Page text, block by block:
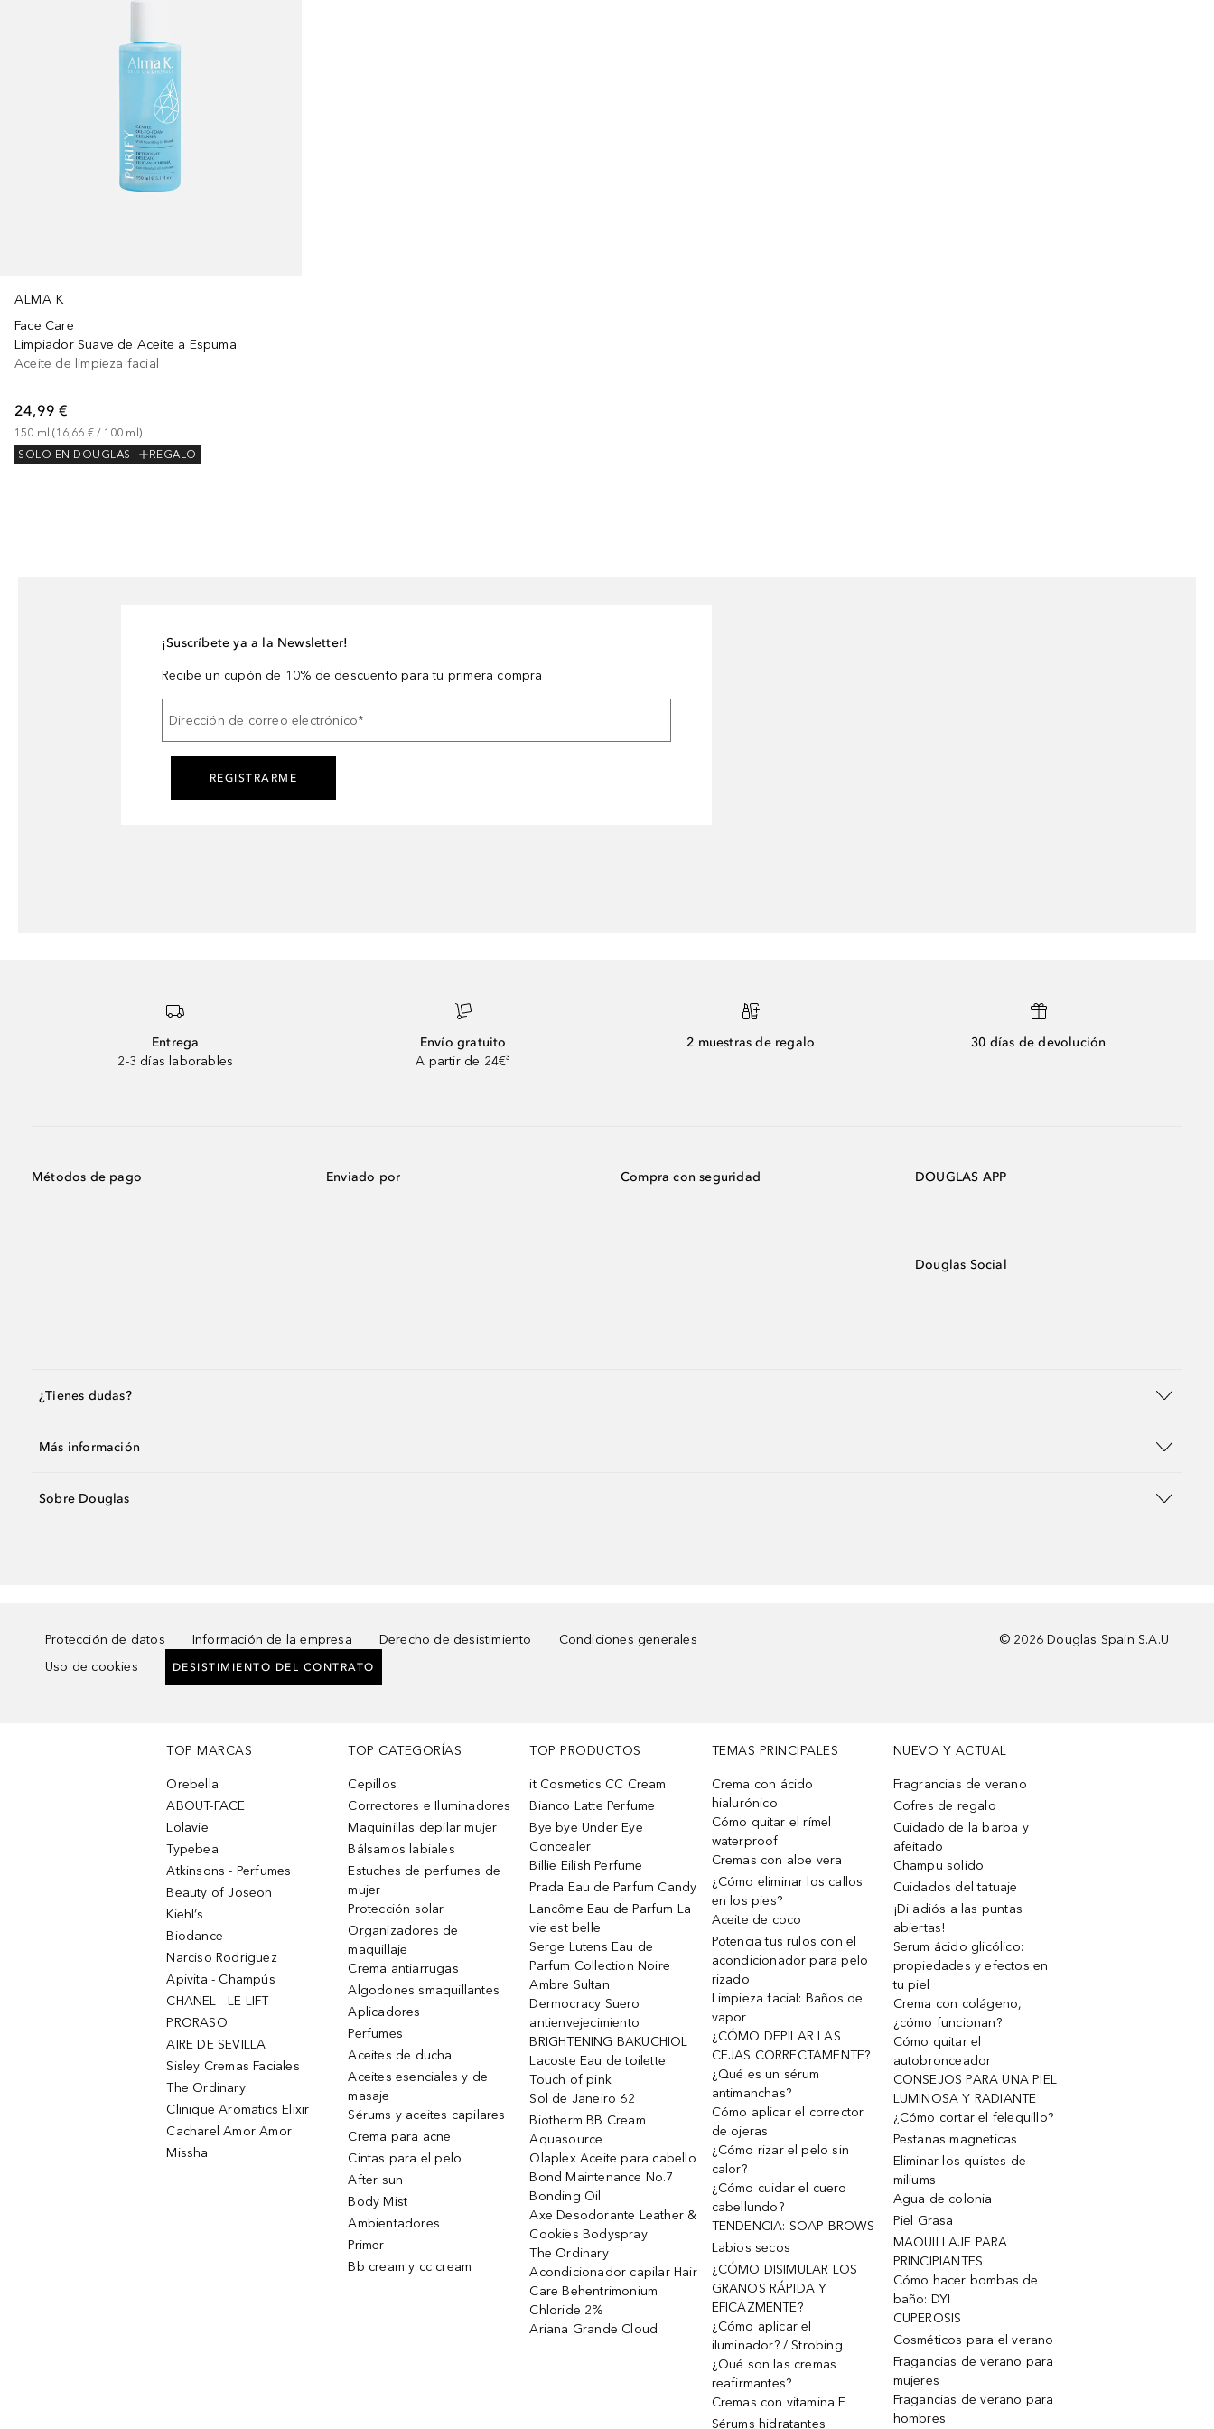
ALMA K
Face Care
Limpiador Suave de Aceite a Espuma
Aceite de limpieza facial
24,99 €
150 ml (16,66 € / 100 ml)
SOLO EN DOUGLAS
REGALO
¡Suscríbete ya a la Newsletter!
Recibe un cupón de 10% de descuento para tu primera compra
Dirección de correo electrónico*
REGISTRARME
Entrega
2-3 días laborables
Envío gratuito
A partir de 24€³
2 muestras de regalo 30 días de devolución
Métodos de pago Enviado por Compra con seguridad DOUGLAS APP
Douglas Social
¿Tienes dudas?
Más información
Sobre Douglas
Protección de datos Información de la empresa Derecho de desistimiento
Condiciones generales
Uso de cookies
DESISTIMIENTO DEL CONTRATO
© 2026 Douglas Spain S.A.U
TOP MARCAS
Orebella
ABOUT-FACE
Lolavie
Typebea
Atkinsons - Perfumes
Beauty of Joseon
Kiehl’s
Biodance
Narciso Rodriguez
Apivita - Champús
CHANEL - LE LIFT
PRORASO
AIRE DE SEVILLA
Sisley Cremas Faciales
The Ordinary
Clinique Aromatics Elixir
Cacharel Amor Amor
Missha
TOP CATEGORÍAS
Cepillos
Correctores e Iluminadores
Maquinillas depilar mujer
Bálsamos labiales
Estuches de perfumes de
mujer
Protección solar
Organizadores de
maquillaje
Crema antiarrugas
Algodones smaquillantes
Aplicadores
Perfumes
Aceites de ducha
Aceites esenciales y de
masaje
Sérums y aceites capilares
Crema para acne
Cintas para el pelo
After sun
Body Mist
Ambientadores
Primer
Bb cream y cc cream
TOP PRODUCTOS
it Cosmetics CC Cream
Bianco Latte Perfume
Bye bye Under Eye
Concealer
Billie Eilish Perfume
Prada Eau de Parfum Candy
Lancôme Eau de Parfum La
vie est belle
Serge Lutens Eau de
Parfum Collection Noire
Ambre Sultan
Dermocracy Suero
antienvejecimiento
BRIGHTENING BAKUCHIOL
Lacoste Eau de toilette
Touch of pink
Sol de Janeiro 62
Biotherm BB Cream
Aquasource
Olaplex Aceite para cabello
Bond Maintenance No.7
Bonding Oil
Axe Desodorante Leather &
Cookies Bodyspray
The Ordinary
Acondicionador capilar Hair
Care Behentrimonium
Chloride 2%
Ariana Grande Cloud
TEMAS PRINCIPALES
Crema con ácido
hialurónico
Cómo quitar el rímel
waterproof
Cremas con aloe vera
¿Cómo eliminar los callos
en los pies?
Aceite de coco
Potencia tus rulos con el
acondicionador para pelo
rizado
Limpieza facial: Baños de
vapor
¿CÓMO DEPILAR LAS
CEJAS CORRECTAMENTE?
¿Qué es un sérum
antimanchas?
Cómo aplicar el corrector
de ojeras
¿Cómo rizar el pelo sin
calor?
¿Cómo cuidar el cuero
cabellundo?
TENDENCIA: SOAP BROWS
Labios secos
¿CÓMO DISIMULAR LOS
GRANOS RÁPIDA Y
EFICAZMENTE?
¿Cómo aplicar el
iluminador? / Strobing
¿Qué son las cremas
reafirmantes?
Cremas con vitamina E
Sérums hidratantes
NUEVO Y ACTUAL
Fragrancias de verano
Cofres de regalo
Cuidado de la barba y
afeitado
Champu solido
Cuidados del tatuaje
¡Di adiós a las puntas
abiertas!
Serum ácido glicólico:
propiedades y efectos en
tu piel
Crema con colágeno,
¿cómo funcionan?
Cómo quitar el
autobronceador
CONSEJOS PARA UNA PIEL
LUMINOSA Y RADIANTE
¿Cómo cortar el felequillo?
Pestanas magneticas
Eliminar los quistes de
miliums
Agua de colonia
Piel Grasa
MAQUILLAJE PARA
PRINCIPIANTES
Cómo hacer bombas de
baño: DYI
CUPEROSIS
Cosméticos para el verano
Fragancias de verano para
mujeres
Fragancias de verano para
hombres